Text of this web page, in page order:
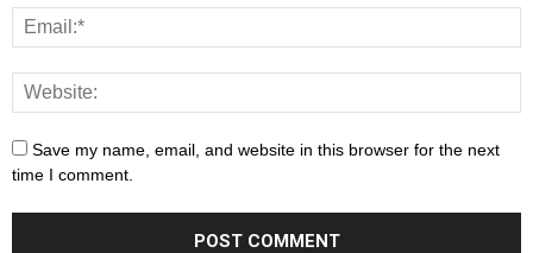
Save my name, email, and website in this browser for the next
time I comment.